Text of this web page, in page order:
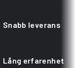
Snabb leverans
Lång erfarenhet